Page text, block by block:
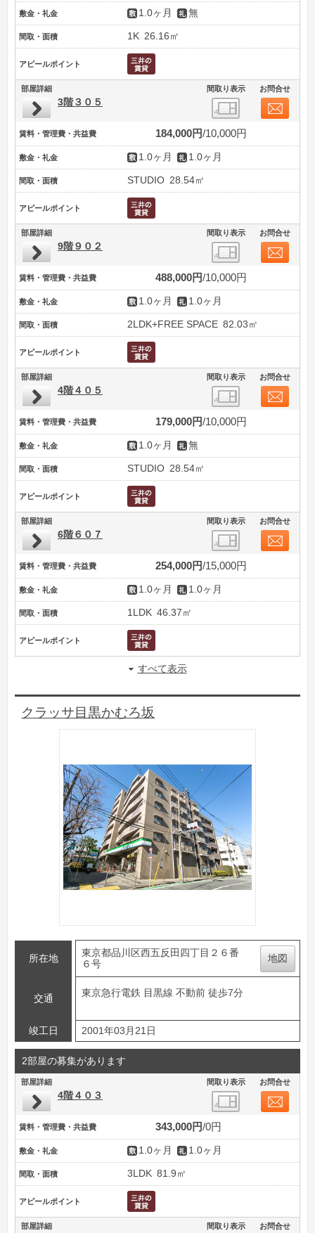
敷金・礼金 1.0ヶ月 無
間取・面積 1K 26.16㎡
アピールポイント
部屋詳細 間取り表示 お問合せ
3階３０５
賃料・管理費・共益費 184,000円 10,000円
敷金・礼金 1.0ヶ月 1.0ヶ月
間取・面積 STUDIO 28.54㎡
アピールポイント
部屋詳細 間取り表示 お問合せ
9階９０２
賃料・管理費・共益費 488,000円 10,000円
敷金・礼金 1.0ヶ月 1.0ヶ月
間取・面積 2LDK+FREE SPACE 82.03㎡
アピールポイント
部屋詳細 間取り表示 お問合せ
4階４０５
賃料・管理費・共益費 179,000円 10,000円
敷金・礼金 1.0ヶ月 無
間取・面積 STUDIO 28.54㎡
アピールポイント
部屋詳細 間取り表示 お問合せ
6階６０７
賃料・管理費・共益費 254,000円 15,000円
敷金・礼金 1.0ヶ月 1.0ヶ月
間取・面積 1LDK 46.37㎡
アピールポイント
すべて表示
クラッサ目黒かむろ坂
所在地
東京都品川区西五反田四丁目２６番
６号
地図
交通
東京急行電鉄 目黒線 不動前 徒歩7分
竣工日 2001年03月21日
2部屋の募集があります
部屋詳細 間取り表示 お問合せ
4階４０３
賃料・管理費・共益費 343,000円 0円
敷金・礼金 1.0ヶ月 1.0ヶ月
間取・面積 3LDK 81.9㎡
アピールポイント
部屋詳細 間取り表示 お問合せ